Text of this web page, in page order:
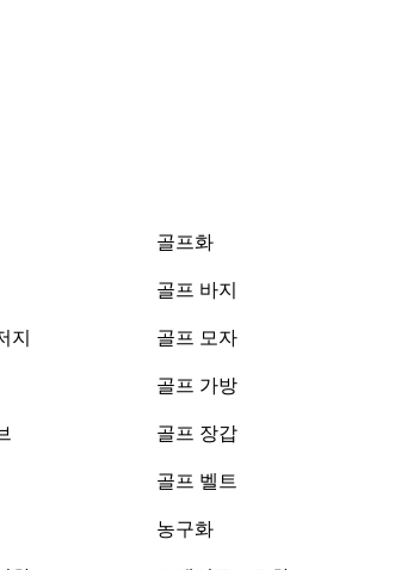
지
골프화
골프 바지
골프 모자
골프 가방
골프 장갑
골프 벨트
농구화